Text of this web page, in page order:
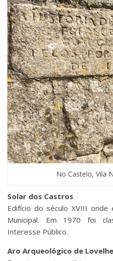
No Castelo, Vila
Solar dos Castros
Edifício do século XVIII
Municipal. Em 1970 foi
Interesse Público.
Aro Arqueológico de Lovelhe